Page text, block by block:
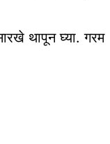
थापून घ्या. गरम